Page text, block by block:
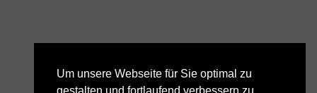
Um unsere Webseite für Sie optimal zu